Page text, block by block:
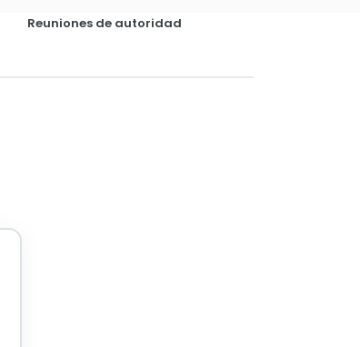
Reuniones de autoridad